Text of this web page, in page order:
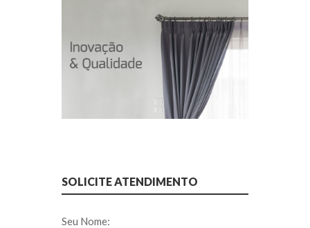
SOLICITE ATENDIMENTO
Seu Nome: